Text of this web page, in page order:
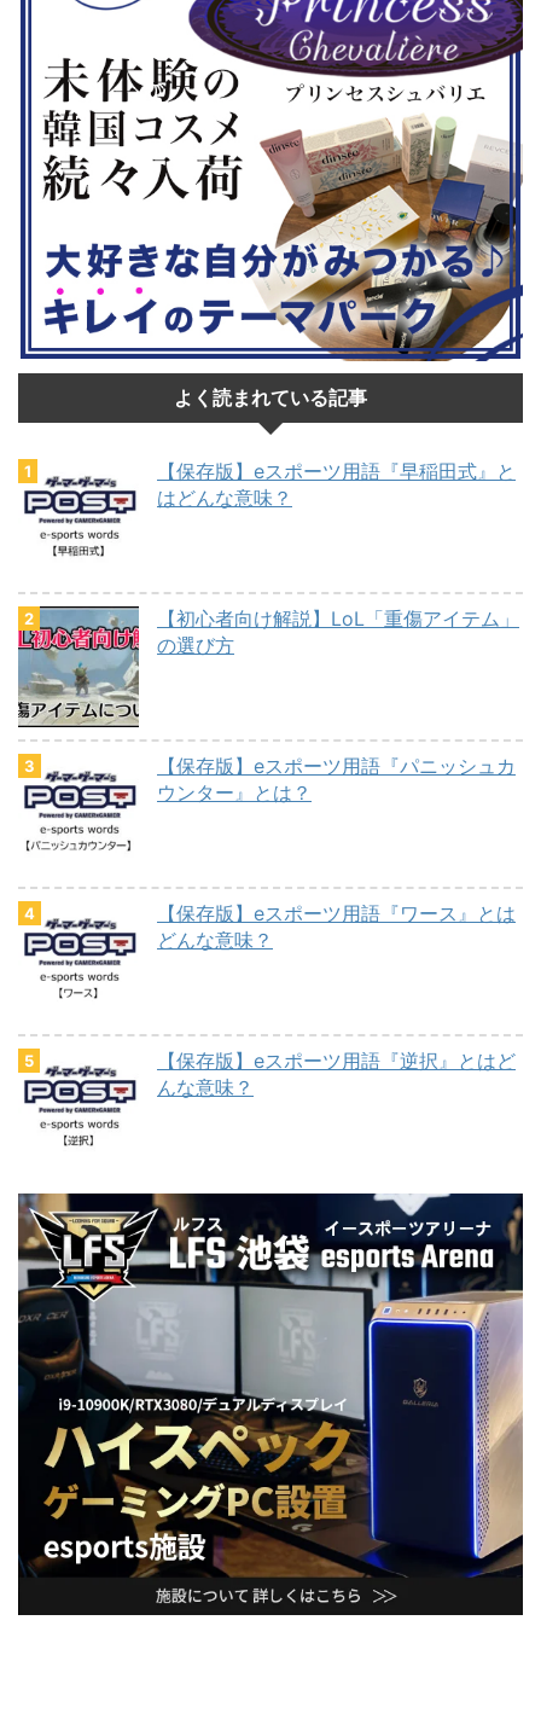
よく読まれている記事
【保存版】eスポーツ用語『早稲田式』と
はどんな意味？
【初心者向け解説】LoL「重傷アイテム」
の選び方
【保存版】eスポーツ用語『パニッシュカ
ウンター』とは？
【保存版】eスポーツ用語『ワース』とは
どんな意味？
【保存版】eスポーツ用語『逆択』とはど
んな意味？